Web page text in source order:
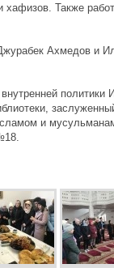
хафизов. Также
Ахмедов и
политики
и